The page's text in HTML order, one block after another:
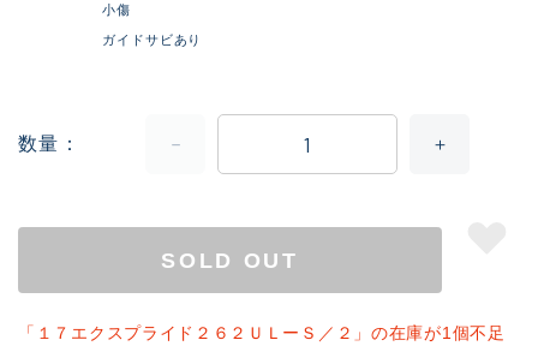
小傷
ガイドサビあり
数量
SOLD OUT
「１７エクスプライド２６２ＵＬーＳ／２」の在庫が1個不足